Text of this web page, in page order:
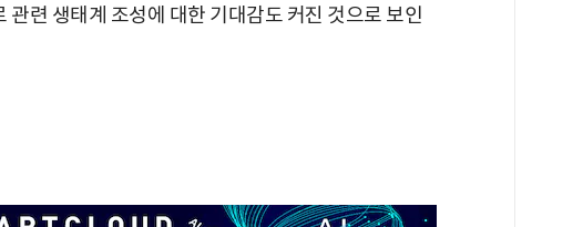
련 생태계 조성에 대한 기대감도 커진 것으로 보인